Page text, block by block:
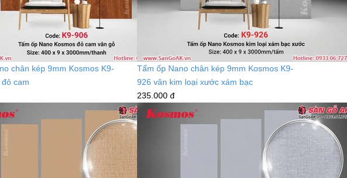
chân kép 9mm Kosmos K9-
cam
Tấm ốp Nano chân kép 9mm Kosmos K9-
926 vân kim loại xước xám bạc
235.000 đ